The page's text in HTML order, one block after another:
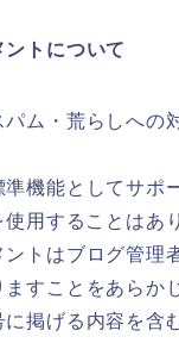
トについて
パム・荒らしへの
準機能としてサポ
用することはあ
ントはブログ管理
ますことをあらか
掲げる内容を含